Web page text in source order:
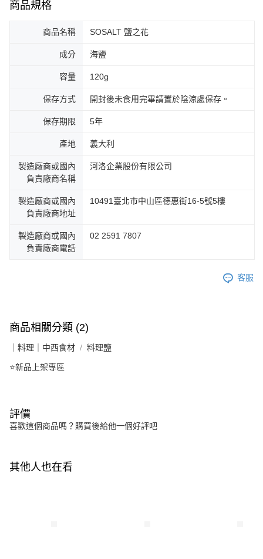
商品規格
商品名稱 SOSALT 鹽之花
成分 海鹽
容量 120g
保存方式 開封後未食用完畢請置於陰涼處保存。
保存期限 5年
產地 義大利
製造廠商或國內
負責廠商名稱
河洛企業股份有限公司
製造廠商或國內
負責廠商地址
10491臺北市中山區德惠街16-5號5樓
製造廠商或國內
負責廠商電話
02 2591 7807
客服
商品相關分類 (2)
｜料理｜中西食材 料理鹽
⭐新品上架專區
評價
喜歡這個商品嗎？購買後給他一個好評吧
其他人也在看